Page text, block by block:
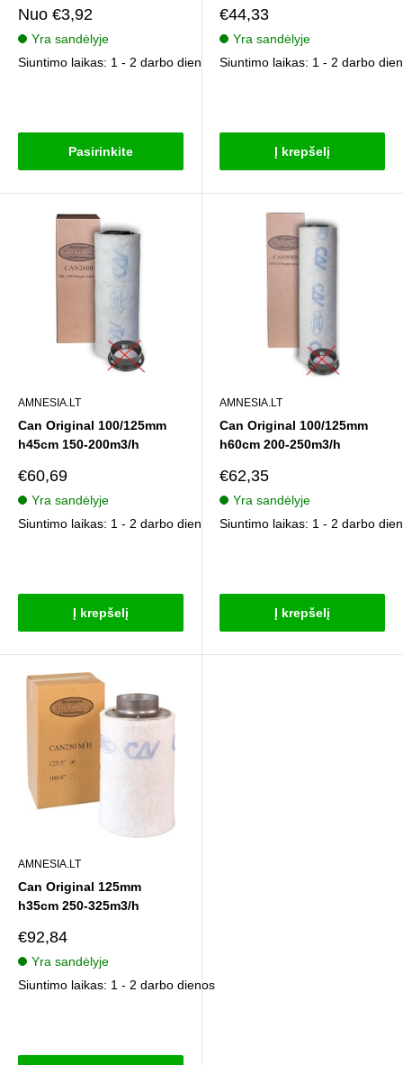
Pardavimo
kaina
Nuo €3,92
Yra sandėlyje
Siuntimo laikas: 1 - 2 darbo dienos
Pasirinkite
Pardavimo
kaina
€44,33
Yra sandėlyje
Siuntimo laikas: 1 - 2 darbo
Į krepšelį
AMNESIA.LT
Can Original 100/125mm
h45cm 150-200m3/h
Pardavimo
kaina
€60,69
Yra sandėlyje
Siuntimo laikas: 1 - 2 darbo dienos
Į krepšelį
AMNESIA.LT
Can Original 100/125mm
h60cm 200-250m3/h
Pardavimo
kaina
€62,35
Yra sandėlyje
Siuntimo laikas: 1 - 2 darbo
Į krepšelį
AMNESIA.LT
Can Original 125mm
h35cm 250-325m3/h
Pardavimo
kaina
€92,84
Yra sandėlyje
Siuntimo laikas: 1 - 2 darbo dienos